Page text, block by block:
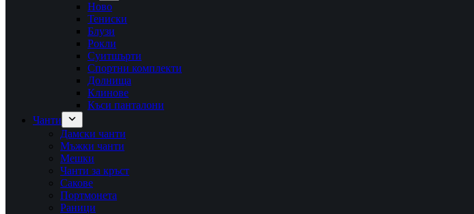
Ново
Тениски
Блузи
Рокли
Суитшърти
Спортни комплекти
Долнища
Клинове
Къси панталони
Чанти
Дамски чанти
Мъжки чанти
Мешки
Чанти за кръст
Сакове
Портмонета
Раници